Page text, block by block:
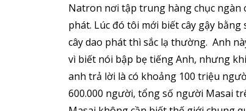
Natron nơi tập trung hàng chục ngàn
phát. Lúc đó tôi mới biết cây gậy
cây dao phát thì sắc lạ thường. Anh
vì biết nói bập bẹ tiếng Anh, nhưng
anh trả lời là có khoảng 100 triệu
600.000 người, tổng số người Masai